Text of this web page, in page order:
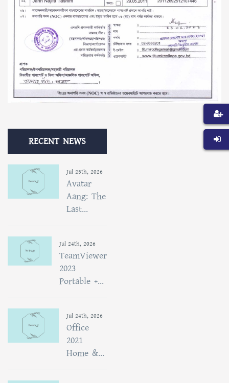
RECENT NEWS
Jul 25th, 2026
Avatar
Aang: The
Last...
Jul 24th, 2026
TeamViewer
2023
Portable +...
Jul 24th, 2026
Office
2021
Home &...